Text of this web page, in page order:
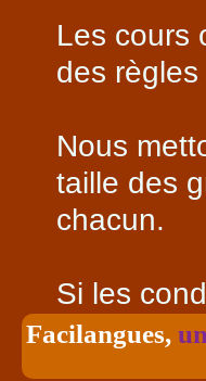
Les cours
des
Nous
taille des
chacun.
Si les
séances
Facilangues,